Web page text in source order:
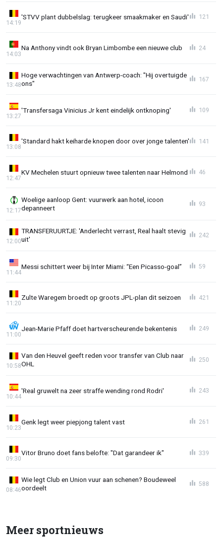
'STVV plant dubbelslag: terugkeer smaakmaker en Saudi'
14:19
121
Na Anthony vindt ook Bryan Limbombe een nieuwe club
14:03
24
Hoge verwachtingen van Antwerp-coach: "Hij overtuigde
ons"
13:48
167
'Transfersaga Vinicius Jr kent eindelijk ontknoping'
13:27
109
'Standard hakt keiharde knopen door over jonge talenten'
13:08
141
KV Mechelen stuurt opnieuw twee talenten naar Helmond
12:47
46
Woelige aanloop Gent: vuurwerk aan hotel, icoon
depanneert
12:17
93
TRANSFERUURTJE: 'Anderlecht verrast, Real haalt stevig
uit'
12:00
242
Messi schittert weer bij Inter Miami: “Een Picasso-goal”
11:44
59
Zulte Waregem broedt op groots JPL-plan dit seizoen
11:20
421
Jean-Marie Pfaff doet hartverscheurende bekentenis
11:00
249
Van den Heuvel geeft reden voor transfer van Club naar
OHL
10:58
250
'Real gruwelt na zeer straffe wending rond Rodri'
10:44
243
Genk legt weer piepjong talent vast
10:23
261
Vitor Bruno doet fans belofte: "Dat garandeer ik"
09:30
339
Wie legt Club en Union vuur aan schenen? Boudeweel
oordeelt
08:46
588
Meer sportnieuws